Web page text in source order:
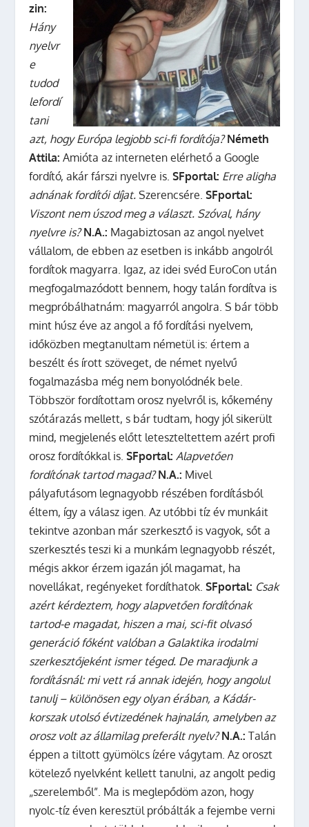
zin:
Hány
nyelvr
e
tudod
lefordí
tani
azt, hogy Európa legjobb sci-fi fordítója? Németh
Attila: Amióta az interneten elérhető a Google
fordító, akár fárszi nyelvre is.SFportal: Erre aligha
adnának fordítói díjat. Szerencsére.SFportal:
Viszont nem úszod meg a választ. Szóval, hány
nyelvre is? N.A.: Magabiztosan az angol nyelvet
vállalom, de ebben az esetben is inkább angolról
fordítok magyarra. Igaz, az idei svéd EuroCon után
megfogalmazódott bennem, hogy talán fordítva is
megpróbálhatnám: magyarról angolra. S bár több
mint húsz éve az angol a fő fordítási nyelvem,
időközben megtanultam németül is: értem a
beszélt és írott szöveget, de német nyelvű
fogalmazásba még nem bonyolódnék bele.
Többször fordítottam orosz nyelvről is, kőkemény
szótárazás mellett, s bár tudtam, hogy jól sikerült
mind, megjelenés előtt leteszteltettem azért profi
orosz fordítókkal is.SFportal: Alapvetően
fordítónak tartod magad? N.A.: Mivel
pályafutásom legnagyobb részében fordításból
éltem, így a válasz igen. Az utóbbi tíz év munkáit
tekintve azonban már szerkesztő is vagyok, sőt a
szerkesztés teszi ki a munkám legnagyobb részét,
mégis akkor érzem igazán jól magamat, ha
novellákat, regényeket fordíthatok.SFportal: Csak
azért kérdeztem, hogy alapvetően fordítónak
tartod-e magadat, hiszen a mai, sci-fit olvasó
generáció főként valóban a Galaktika irodalmi
szerkesztőjeként ismer téged. De maradjunk a
fordításnál: mi vett rá annak idején, hogy angolul
tanulj – különösen egy olyan érában, a Kádár-
korszak utolsó évtizedének hajnalán, amelyben az
orosz volt az államilag preferált nyelv? N.A.:Talán
éppen a tiltott gyümölcs ízére vágytam. Az oroszt
kötelező nyelvként kellett tanulni, az angolt pedig
„szerelemből”. Ma is meglepődöm azon, hogy
nyolc-tíz éven keresztül próbálták a fejembe verni